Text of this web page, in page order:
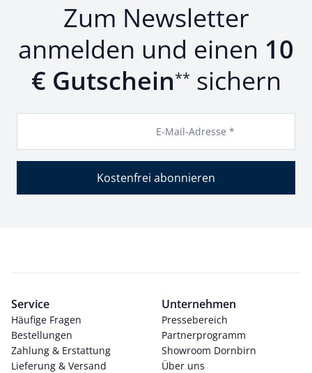
Zum Newsletter
anmelden und einen 10
€ Gutschein** sichern
E-Mail-Adresse *
Kostenfrei abonnieren
Service
Häufige Fragen
Bestellungen
Zahlung & Erstattung
Lieferung & Versand
Unternehmen
Pressebereich
Partnerprogramm
Showroom Dornbirn
Über uns